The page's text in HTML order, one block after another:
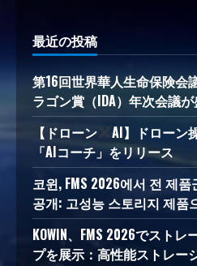
最近の投稿
第16回世界華人生命保険会
ラゴン賞（IDA）年次会議
【ドローン
AI】ドローン
「AIコーチ」をリリース
코윈, FMS 2026에서 전 제
공개: 고성능 스토리지 제품
KOWIN、FMS 2026でスト
プを展示：高性能ストレー